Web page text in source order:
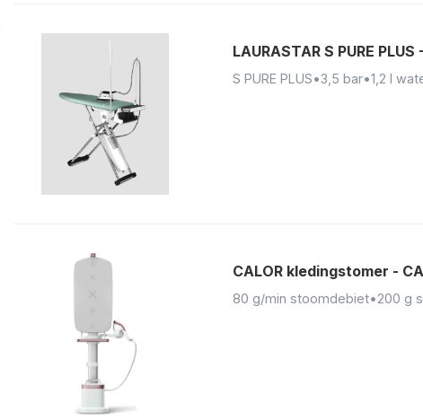
LAURASTAR S PURE
S PURE PLUS•3,5 bar•1,2 l
CALOR kledingstomer -
80 g/min stoomdebiet•200 g